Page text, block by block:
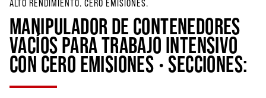
ALTO RENDIMIENTO. CERO EMISIONES.
MANIPULADOR DE CONTENEDORES
VACÍOS PARA TRABAJO INTENSIVO
CON CERO EMISIONES • SECCIONES: